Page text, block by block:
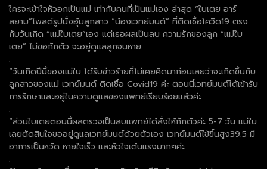
ใครจะเข้าใจหัวอกเป็นแม่ เท่ากับคนที่เป็นแม่เอง ล่าสุด “ใบเตย อาร์
สยาม”โพสต์รูปนั่งอุ้มลูกสาว “น้องเวทย์มนต์” ที่ติดเชื้อโควิด19 ตรง
กับวันเกิด “แม่ใบเตย”เอง แต่เธอผลเป็นลบ ความรักของลูก “แม่ใบ
เตย” ไม่ขอกักตัว จะอยู่ดูแลลูกจนหาย
.
“วันเกิดปีนี้ของแม่ใบ ได้รับข่าวร้ายที่ไม่เคยคิดมาก่อนเลยว่าจะเกิดขึ้นกับ
ลูกสาวของแม่ เวทย์มนต์ ติดเชื้อ Covid19 ค่ะ ตอนนี้เวทย์มนต์ได้เข้ารับ
การรักษาและอยู่ในความดูแลของแพทย์เรียบร้อยแล้วค่ะ
.
“ส่วนใบเตยตอนนี้ผลตรวจเป็นลบแพทย์ได้สั่งให้กักตัวค่ะ 5-7 วัน แม่ใบ
เลยตัดสินใจขออยู่ดูแลเวทย์มนต์ด้วยตัวเอง เวทย์มนต์ไข้ขึ้นสูง39.5 มี
อาการเป็นหวัด หายใจเร็ว และหัวใจเต้นแรงมากๆค่ะ
.